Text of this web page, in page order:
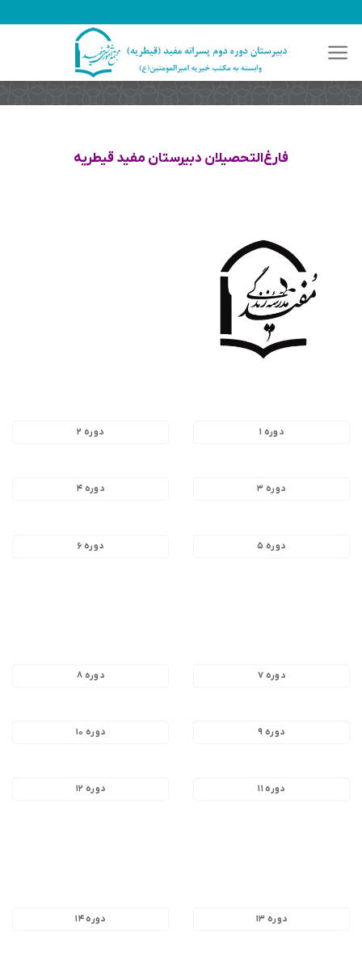
محتوا
فارغ‌التحصیلان دبیرستان مفید قیطریه
دوره ۱ دوره ۲
دوره ۳ دوره ۴
دوره ۵ دوره ۶
دوره ۷ دوره ۸
دوره ۹ دوره ۱۰
دوره ۱۱ دوره ۱۲
دوره ۱۳ دوره ۱۴